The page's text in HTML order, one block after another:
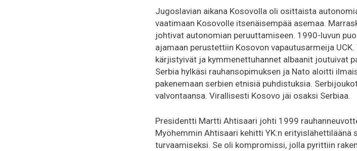
Jugoslavian aikana Kosovolla oli osittaista
vaatimaan Kosovolle itsenäisempää asemaa.
johtivat autonomian peruuttamiseen. 1990-luvun
ajamaan perustettiin Kosovon vapautusarmeija
kärjistyivät ja kymmenettuhannet albaanit joutuivat
Serbia hylkäsi rauhansopimuksen ja Nato aloitti
pakenemaan serbien etnisiä puhdistuksia.
valvontaansa. Virallisesti Kosovo jäi osaksi Serbiaa.
Presidentti Martti Ahtisaari johti 1999
Myöhemmin Ahtisaari kehitti YK:n erityislähettiläänä
turvaamiseksi. Se oli kompromissi, jolla pyrittiin